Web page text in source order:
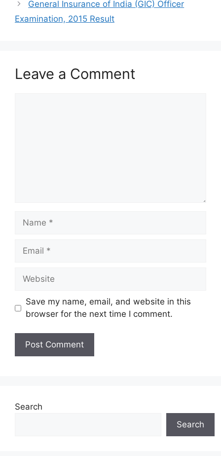
General Insurance of India (GIC) Officer
Examination, 2015 Result
Leave a Comment
Name
Email
Website
Save my name, email, and website in this
browser for the next time I comment.
Search
Search